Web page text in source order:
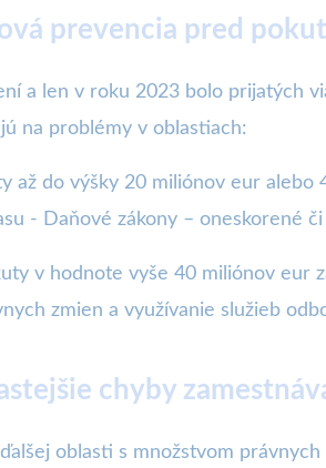
prevencia pred
a len v roku 2023 bolo prijatých
na problémy v oblastiach:
až do výšky 20 miliónov eur
- Daňové zákony – oneskorené
v hodnote vyše 40 miliónov
zmien a využívanie služieb
chyby
oblasti s množstvom